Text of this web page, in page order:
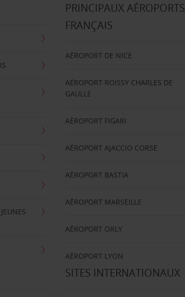
PRINCIPAUX AÉROPORTS
FRANÇAIS
AÉROPORT DE NICE
AÉROPORT ROISSY CHARLES DE
GAULLE
AÉROPORT FIGARI
AÉROPORT AJACCIO CORSE
AÉROPORT BASTIA
AÉROPORT MARSEILLE
AÉROPORT ORLY
AÉROPORT LYON
SITES INTERNATIONAUX